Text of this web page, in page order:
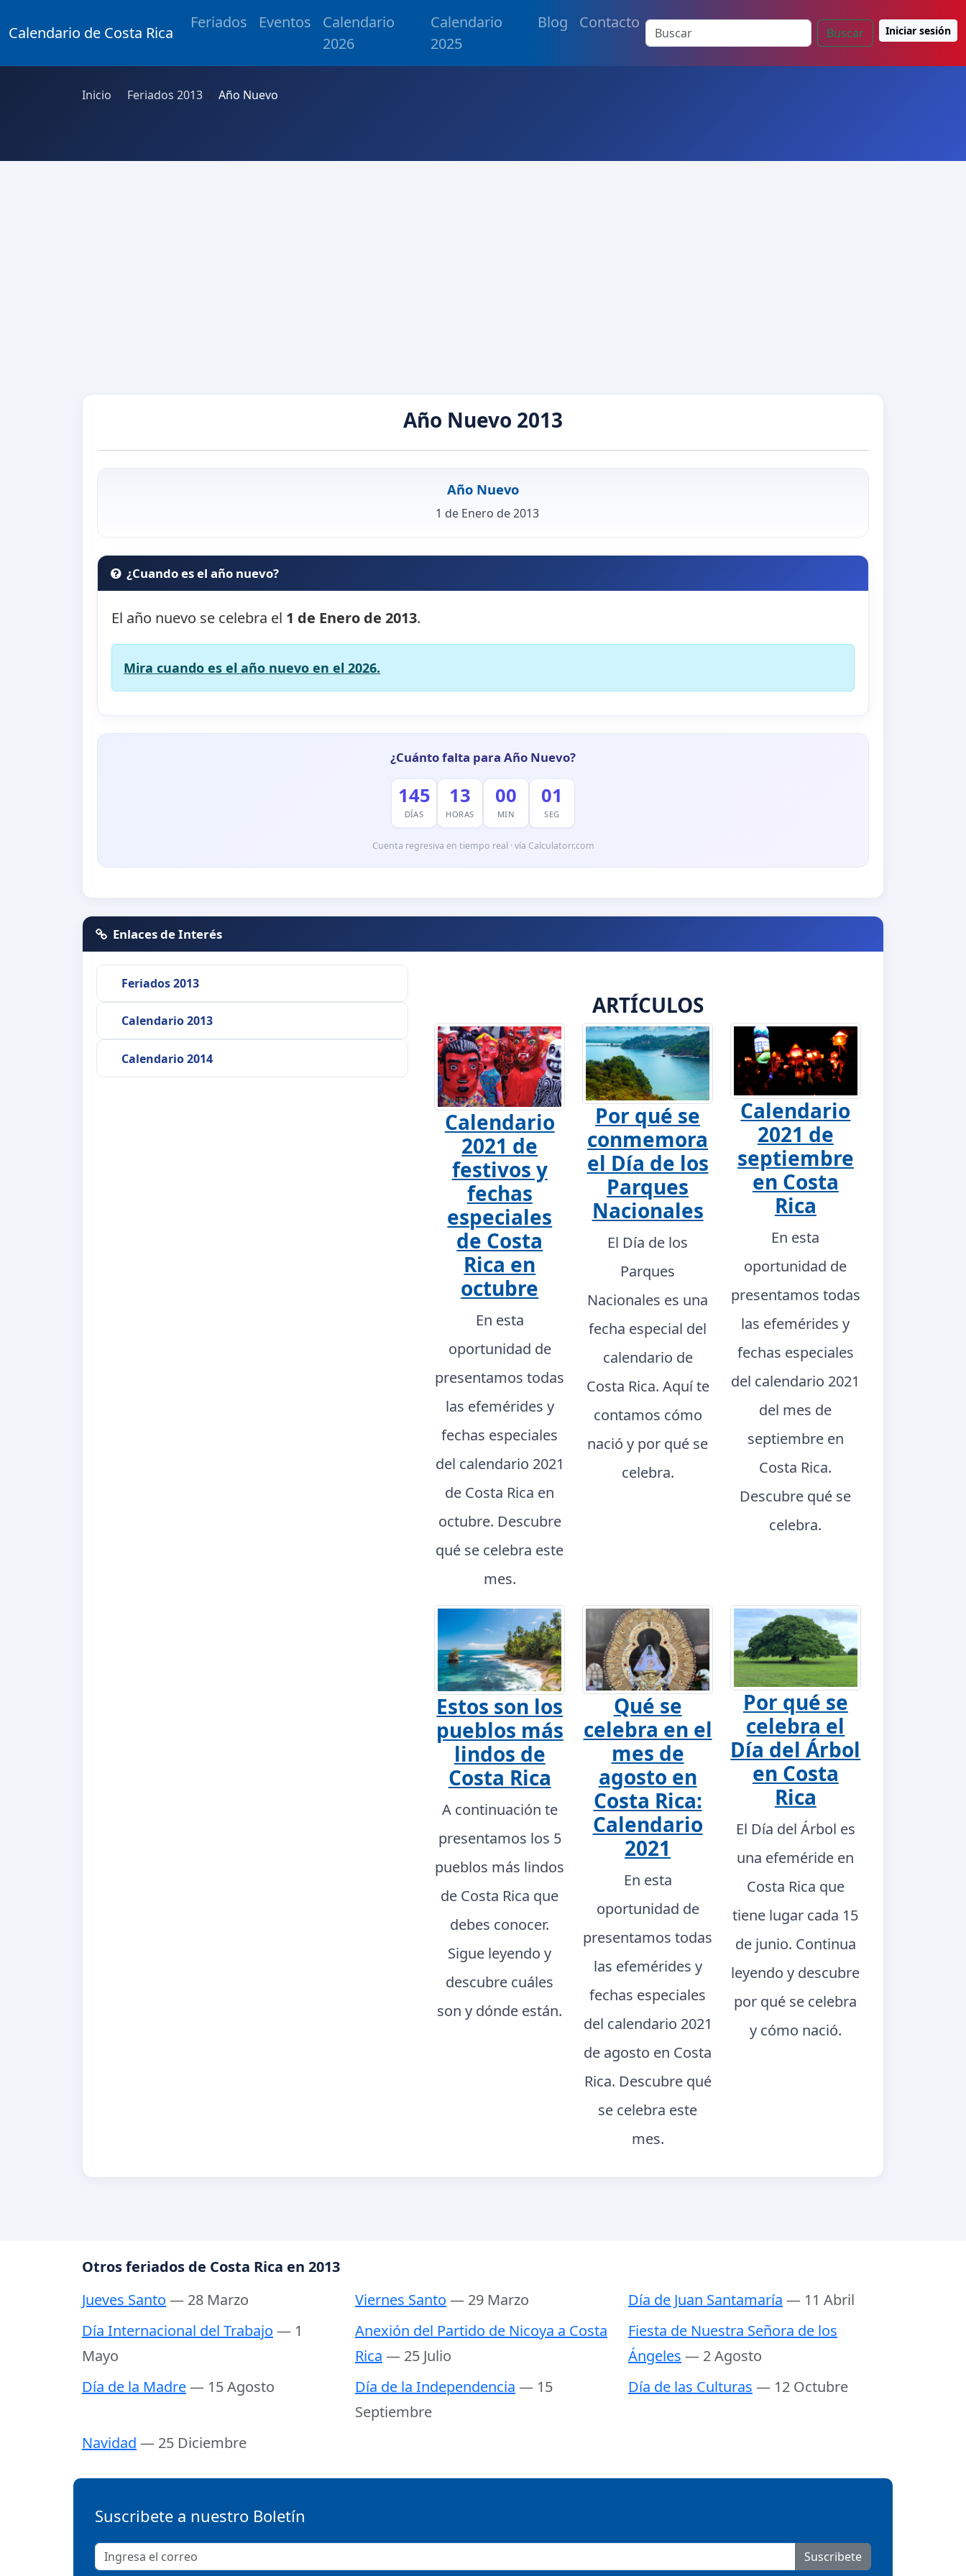
Calendario de Costa Rica
Feriados Eventos
Calendario
2026
Calendario
2025
Blog Contacto
Buscar Iniciar sesión
Inicio Feriados 2013 Año Nuevo
Año Nuevo 2013
Año Nuevo
1 de Enero de 2013
¿Cuando es el año nuevo?
El año nuevo se celebra el 1 de Enero de 2013.
Mira cuando es el año nuevo en el 2026.
¿Cuánto falta para Año Nuevo?
145
DÍAS
13
HORAS
00
MIN
00
SEG
Cuenta regresiva en tiempo real · vía Calculatorr.com
Enlaces de Interés
Feriados 2013
Calendario 2013
Calendario 2014
ARTÍCULOS
Calendario
2021 de
festivos y
fechas
especiales
de Costa
Rica en
octubre
En esta
oportunidad de
presentamos todas
las efemérides y
fechas especiales
del calendario 2021
de Costa Rica en
octubre. Descubre
qué se celebra este
mes.
Por qué se
conmemora
el Día de los
Parques
Nacionales
El Día de los
Parques
Nacionales es una
fecha especial del
calendario de
Costa Rica. Aquí te
contamos cómo
nació y por qué se
celebra.
Calendario
2021 de
septiembre
en Costa
Rica
En esta
oportunidad de
presentamos todas
las efemérides y
fechas especiales
del calendario 2021
del mes de
septiembre en
Costa Rica.
Descubre qué se
celebra.
Estos son los
pueblos más
lindos de
Costa Rica
A continuación te
presentamos los 5
pueblos más lindos
de Costa Rica que
debes conocer.
Sigue leyendo y
descubre cuáles
son y dónde están.
Qué se
celebra en el
mes de
agosto en
Costa Rica:
Calendario
2021
En esta
oportunidad de
presentamos todas
las efemérides y
fechas especiales
del calendario 2021
de agosto en Costa
Rica. Descubre qué
se celebra este
mes.
Por qué se
celebra el
Día del Árbol
en Costa
Rica
El Día del Árbol es
una efeméride en
Costa Rica que
tiene lugar cada 15
de junio. Continua
leyendo y descubre
por qué se celebra
y cómo nació.
Otros feriados de Costa Rica en 2013
Jueves Santo — 28 Marzo Viernes Santo — 29 Marzo Día de Juan Santamaría — 11 Abril
Día Internacional del Trabajo — 1
Mayo
Anexión del Partido de Nicoya a Costa
Rica — 25 Julio
Fiesta de Nuestra Señora de los
Ángeles — 2 Agosto
Día de la Madre— 15 Agosto Día de la Independencia — 15
Septiembre
Día de las Culturas — 12 Octubre
Navidad — 25 Diciembre
Suscribete a nuestro Boletín
Suscribete